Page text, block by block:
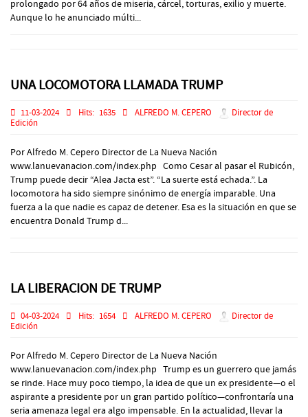
prolongado por 64 años de miseria, cárcel, torturas, exilio y muerte.
Aunque lo he anunciado múlti...
UNA LOCOMOTORA LLAMADA TRUMP
11-03-2024 Hits: 1635 ALFREDO M. CEPERO
Director de
Edición
Por Alfredo M. Cepero Director de La Nueva Nación
www.lanuevanacion.com/index.php Como Cesar al pasar el Rubicón,
Trump puede decir “Alea Jacta est”. “La suerte está echada.”. La
locomotora ha sido siempre sinónimo de energía imparable. Una
fuerza a la que nadie es capaz de detener. Esa es la situación en que se
encuentra Donald Trump d...
LA LIBERACION DE TRUMP
04-03-2024 Hits: 1654 ALFREDO M. CEPERO
Director de
Edición
Por Alfredo M. Cepero Director de La Nueva Nación
www.lanuevanacion.com/index.php Trump es un guerrero que jamás
se rinde. Hace muy poco tiempo, la idea de que un ex presidente—o el
aspirante a presidente por un gran partido político—confrontaría una
seria amenaza legal era algo impensable. En la actualidad, llevar la